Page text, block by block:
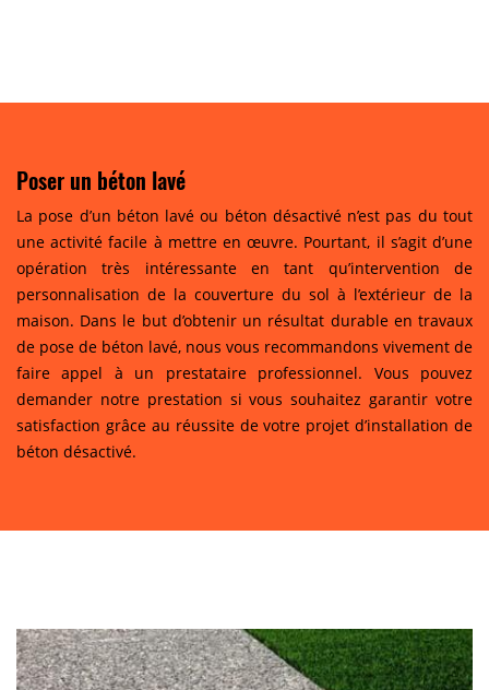
Poser un béton lavé
La pose d’un béton lavé ou béton désactivé n’est pas du tout
une activité facile à mettre en œuvre. Pourtant, il s’agit d’une
opération très intéressante en tant qu’intervention de
personnalisation de la couverture du sol à l’extérieur de la
maison. Dans le but d’obtenir un résultat durable en travaux
de pose de béton lavé, nous vous recommandons vivement de
faire appel à un prestataire professionnel. Vous pouvez
demander notre prestation si vous souhaitez garantir votre
satisfaction grâce au réussite de votre projet d’installation de
béton désactivé.